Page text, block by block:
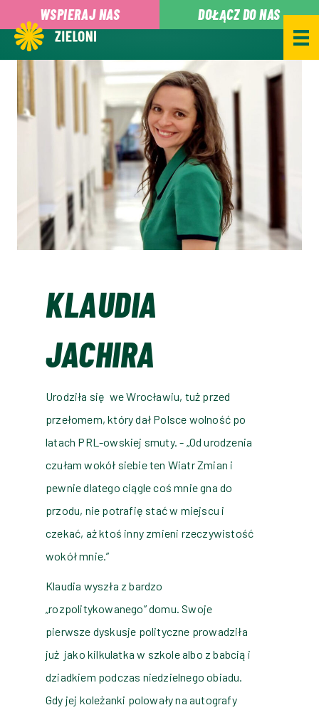
WSPIERAJ NAS DOŁĄCZ DO NAS
KLAUDIA
JACHIRA
Urodziła się we Wrocławiu, tuż przed
przełomem, który dał Polsce wolność po
latach PRL-owskiej smuty. - „Od urodzenia
czułam wokół siebie ten Wiatr Zmian i
pewnie dlatego ciągle coś mnie gna do
przodu, nie potrafię stać w miejscu i
czekać, aż ktoś inny zmieni rzeczywistość
wokół mnie.”
Klaudia wyszła z bardzo
„rozpolitykowanego” domu. Swoje
pierwsze dyskusje polityczne prowadziła
już jako kilkulatka w szkole albo z babcią i
dziadkiem podczas niedzielnego obiadu.
Gdy jej koleżanki polowały na autografy